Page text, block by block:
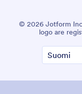
Jotform